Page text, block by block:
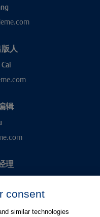
人
辑
理
consent
similar technologies